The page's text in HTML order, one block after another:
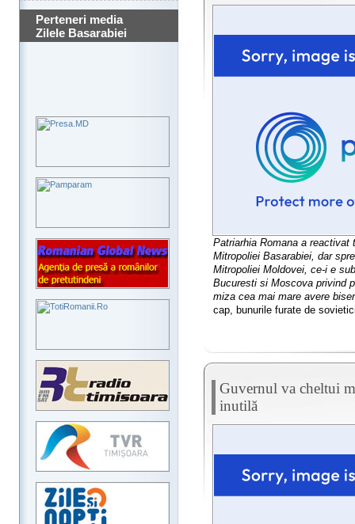
Perteneri media
Zilele Basarabiei
Patriarhia Romana a
Mitropoliei Basarabiei, dar
Mitropoliei Moldovei, ce-i e
Bucuresti si Moscova privind
miza cea mai mare avere
cap, bunurile furate de
Guvernul va cheltui
inutilă